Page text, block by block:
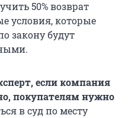
50% возврат
условия, которые
закону будут
если компания
покупателям нужно
в суд по месту